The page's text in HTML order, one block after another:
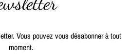
Vous pouvez vous désabonner à tout
moment.